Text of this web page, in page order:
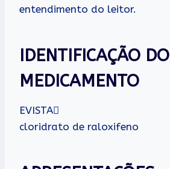
entendimento do leitor.
IDENTIFICAÇÃO DO
MEDICAMENTO
EVISTA
cloridrato de raloxifeno